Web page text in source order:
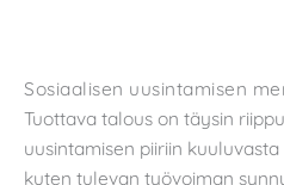
Sosiaalisen uusintamisen
Tuottava talous on täysin
uusintamisen piiriin
kuten tulevan työvoiman